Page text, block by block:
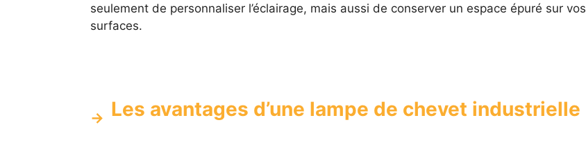
seulement de personnaliser l’éclairage, mais aussi de conserver un espace épuré sur vos
surfaces.
Les avantages d’une lampe de chevet industrielle